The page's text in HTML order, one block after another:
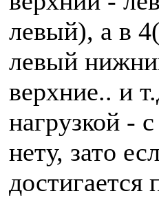
левый), а в
левый
верхние.. и
нагрузкой -
нету, зато